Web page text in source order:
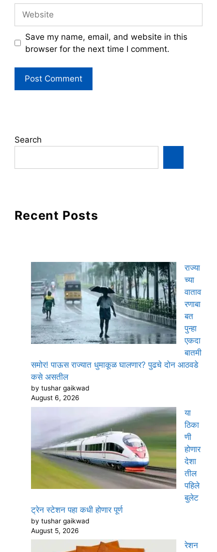
Save my name, email, and website in this
browser for the next time I comment.
Search
Recent Posts
राज्या
च्या
वाताव
रणाबा
बत
पुन्हा
एकदा
बातमी
समोर! पाऊस राज्यात धुमाकूळ घालणार? पुढचे दोन आठवडे
कसे असतील
by tushar gaikwad
August 6, 2026
या
ठिका
णी
होणार
देशा
तील
पहिले
बुलेट
ट्रेन स्टेशन पहा कधी होणार पूर्ण
by tushar gaikwad
August 5, 2026
रेशन